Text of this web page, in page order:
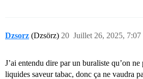
Dzsorz (Dzsörz) Juillet 26, 2025, 7:07
20
J’ai entendu dire par un buraliste qu’on
liquides saveur tabac, donc ça ne vaudra